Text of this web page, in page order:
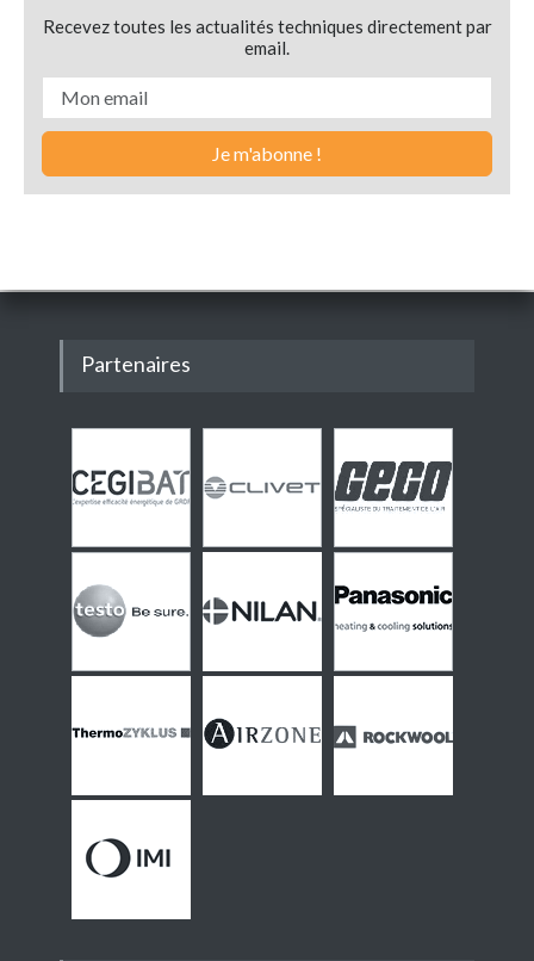
Recevez toutes les actualités techniques directement par
email.
Partenaires